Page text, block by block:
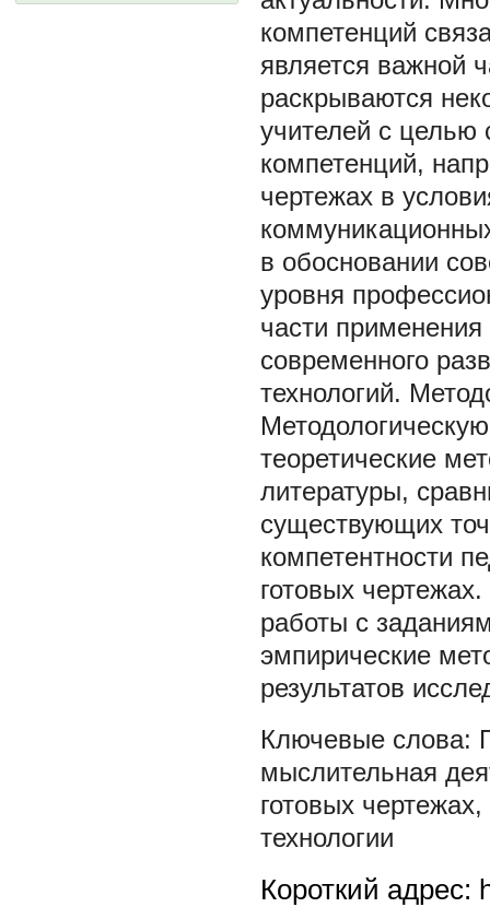
компетенций
является важной
раскрываются
учителей с целью
компетенций,
чертежах в
в обосновании
уровня
части
современного
технологий.
теоретические
литературы,
существующих
компетентности
готовых
работы с
эмпирические
результатов
мыслительная
готовых чертежах,
технологии
Короткий адрес: